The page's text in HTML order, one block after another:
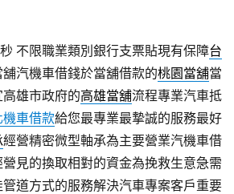
不限職業類別銀行支票貼現有保障台
汽機車借錢於當舖借款的桃園當舖當
雄市政府的高雄當舖流程專業汽車抵
機車借款給您最專業最摯誠的服務最好
經營精密微型軸承為主要營業汽機車借
見的換取相對的資金為挽救生意急需
道方式的服務解決汽車專案客戶重要